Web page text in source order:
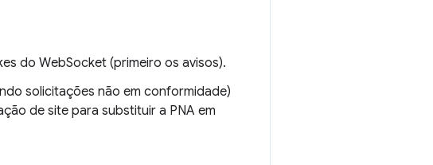
do WebSocket (primeiro os avisos).
solicitações não em conformidade)
de site para substituir a PNA em